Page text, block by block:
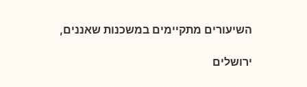
השיעורים מתקיימים במשכנות שאננים,
ירושלים